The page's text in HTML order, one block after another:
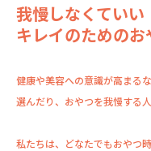
我慢しなくていい
キレイのためのお
健康や美容への意識が高まるな
選んだり、 おやつを我慢する
私たちは、どなたでもおやつ